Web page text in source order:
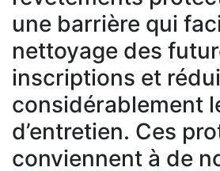
une barrière qui
nettoyage des
inscriptions et
considérablement
d’entretien. Ces
conviennent à de